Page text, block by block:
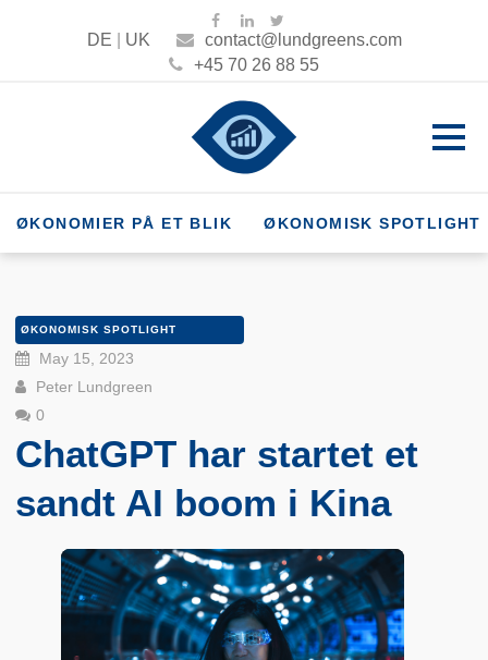
DE UK
contact@lundgreens.com
+45 70 26 88 55
ØKONOMIER PÅ ET BLIK ØKONOMISK SPOTLIGHT
ØKONOMISK SPOTLIGHT
May 15, 2023
Peter Lundgreen
0
ChatGPT har startet et
sandt AI boom i Kina